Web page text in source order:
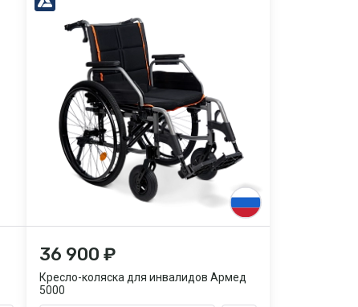
36 900 ₽
Кресло-коляска для инвалидов Армед
5000